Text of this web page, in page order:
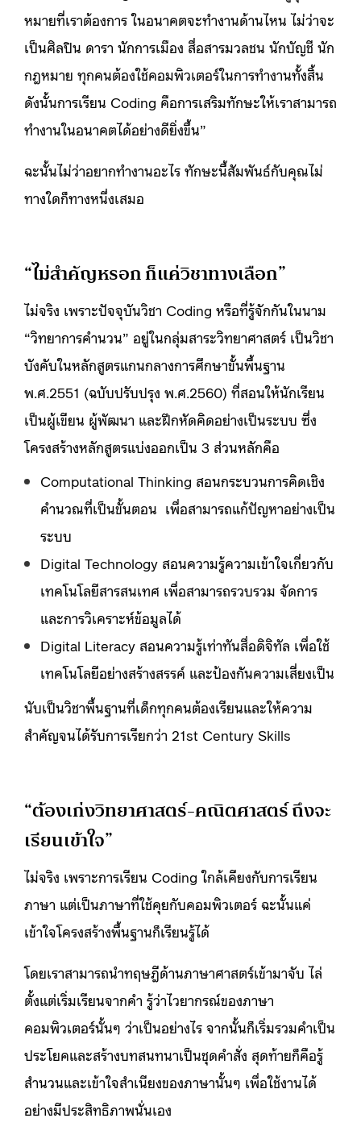
หมายที่เราต้องการ ในอนาคตจะทำงานด้านไหน ไม่ว่าจะ
เป็นศิลปิน ดารา นักการเมือง สื่อสารมวลชน นักบัญชี นัก
กฎหมาย ทุกคนต้องใช้คอมพิวเตอร์ในการทำงานทั้งสิ้น
ดังนั้นการเรียน Coding คือการเสริมทักษะให้เราสามารถ
ทำงานในอนาคตได้อย่างดียิ่งขึ้น”
ฉะนั้นไม่ว่าอยากทำงานอะไร ทักษะนี้สัมพันธ์กับคุณไม่
ทางใดก็ทางหนึ่งเสมอ
“ไม่สำคัญหรอก ก็แค่วิชาทางเลือก”
ไม่จริง เพราะปัจจุบันวิชา ​Coding หรือที่รู้จักกันในนาม
“วิทยาการคำนวน” อยู่ในกลุ่มสาระวิทยาศาสตร์ เป็นวิชา
บังคับในหลักสูตรแกนกลางการศึกษาขั้นพื้นฐาน
พ.ศ.2551 (ฉบับปรับปรุง พ.ศ.2560) ที่สอนให้นักเรียน
เป็นผู้เขียน ผู้พัฒนา และฝึกหัดคิดอย่างเป็นระบบ ซึ่ง
โครงสร้างหลักสูตรแบ่งออกเป็น 3 ส่วนหลักคือ
Computational Thinking สอนกระบวนการคิดเชิง
คำนวณที่เป็นขั้นตอน เพื่อสามารถแก้ปัญหาอย่างเป็น
ระบบ
Digital Technology สอนความรู้ความเข้าใจเกี่ยวกับ
เทคโนโลยีสารสนเทศ เพื่อสามารถรวบรวม จัดการ
และการวิเคราะห์ข้อมูลได้
Digital Literacy สอนความรู้เท่าทันสื่อดิจิทัล เพื่อใช้
เทคโนโลยีอย่างสร้างสรรค์ และป้องกันความเสี่ยงเป็น
นับเป็นวิชาพื้นฐานที่เด็กทุกคนต้องเรียนและให้ความ
สำคัญจนได้รับการเรียกว่า 21st Century Skills
“ต้องเก่งวิทยาศาสตร์-คณิตศาสตร์ ถึงจะ
เรียนเข้าใจ”
ไม่จริง เพราะการเรียน Coding ใกล้เคียงกับการเรียน
ภาษา แต่เป็นภาษาที่ใช้คุยกับคอมพิวเตอร์ ฉะนั้นแค่
เข้าใจโครงสร้างพื้นฐานก็เรียนรู้ได้
โดยเราสามารถนำทฤษฎีด้านภาษาศาสตร์เข้ามาจับ ไล่
ตั้งแต่เริ่มเรียนจากคำ รู้ว่าไวยากรณ์ของภาษา
คอมพิวเตอร์นั้นๆ ว่าเป็นอย่างไร จากนั้นก็เริ่มรวมคำเป็น
ประโยคและสร้างบทสนทนาเป็นชุดคำสั่ง สุดท้ายก็คือรู้
สำนวนและเข้าใจสำเนียงของภาษานั้นๆ เพื่อใช้งานได้
อย่างมีประสิทธิภาพนั่นเอง